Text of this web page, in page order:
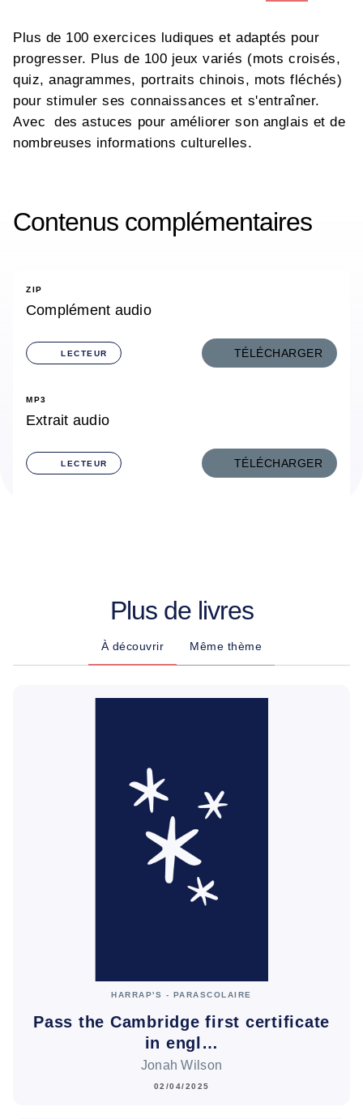
Plus de 100 exercices ludiques et adaptés pour
progresser. Plus de 100 jeux variés (mots croisés,
quiz, anagrammes, portraits chinois, mots fléchés)
pour stimuler ses connaissances et s'entraîner.
Avec des astuces pour améliorer son anglais et de
nombreuses informations culturelles.
Contenus complémentaires
ZIP
Complément audio
LECTEUR TÉLÉCHARGER
MP3
Extrait audio
LECTEUR TÉLÉCHARGER
Plus de livres
À découvrir Même thème
HARRAP'S - PARASCOLAIRE
Pass the Cambridge first certificate
in engl…
Jonah Wilson
02/04/2025